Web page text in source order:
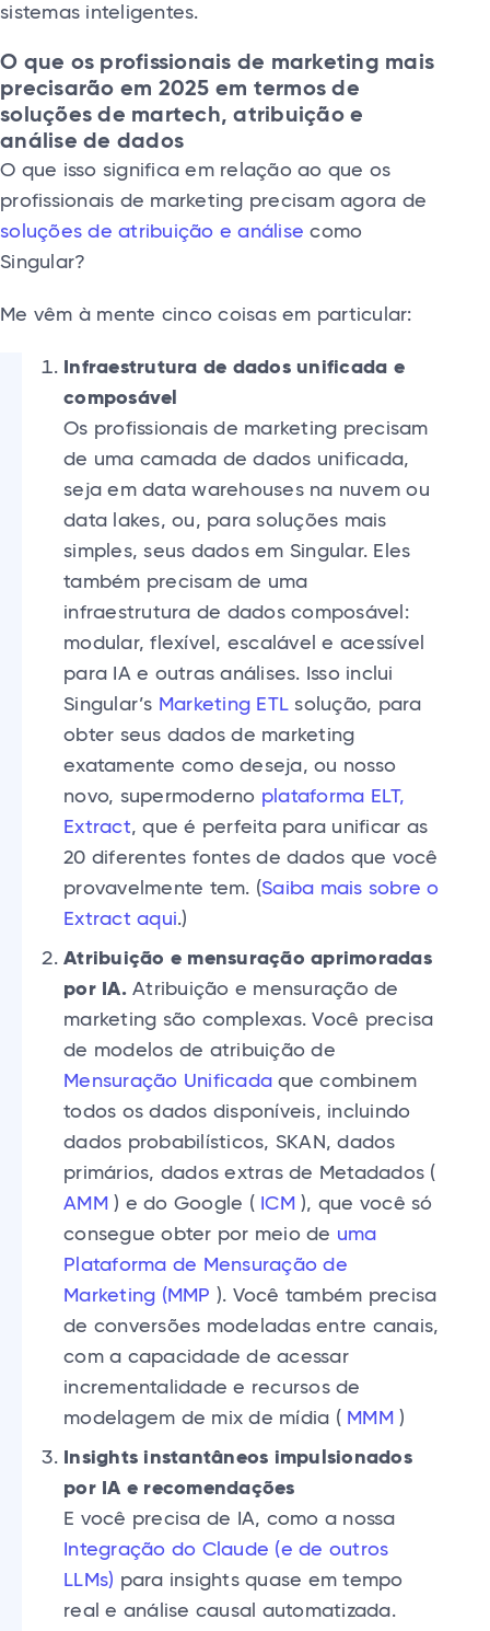
sistemas inteligentes.
O que os profissionais de marketing mais
precisarão em 2025 em termos de
soluções de martech, atribuição e
análise de dados
O que isso significa em relação ao que os
profissionais de marketing precisam agora de
soluções de atribuição e análise como
Singular?
Me vêm à mente cinco coisas em particular:
Infraestrutura de dados unificada e
composável
Os profissionais de marketing precisam
de uma camada de dados unificada,
seja em data warehouses na nuvem ou
data lakes, ou, para soluções mais
simples, seus dados em Singular. Eles
também precisam de uma
infraestrutura de dados composável:
modular, flexível, escalável e acessível
para IA e outras análises. Isso inclui
Singular’s Marketing ETL solução, para
obter seus dados de marketing
exatamente como deseja, ou nosso
novo, supermoderno plataforma ELT,
Extract, que é perfeita para unificar as
20 diferentes fontes de dados que você
provavelmente tem. (Saiba mais sobre o
Extract aqui.)
Atribuição e mensuração aprimoradas
por IA.Atribuição e mensuração de
marketing são complexas. Você precisa
de modelos de atribuição de
Mensuração Unificada que combinem
todos os dados disponíveis, incluindo
dados probabilísticos, SKAN, dados
primários, dados extras de Metadados (
AMM ) e do Google ( ICM ), que você só
consegue obter por meio de uma
Plataforma de Mensuração de
Marketing (MMP ). Você também precisa
de conversões modeladas entre canais,
com a capacidade de acessar
incrementalidade e recursos de
modelagem de mix de mídia ( MMM )
Insights instantâneos impulsionados
por IA e recomendações
E você precisa de IA, como a nossa
Integração do Claude (e de outros
LLMs) para insights quase em tempo
real e análise causal automatizada.